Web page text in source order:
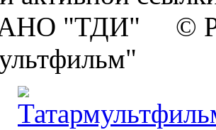
"ТДИ" ©